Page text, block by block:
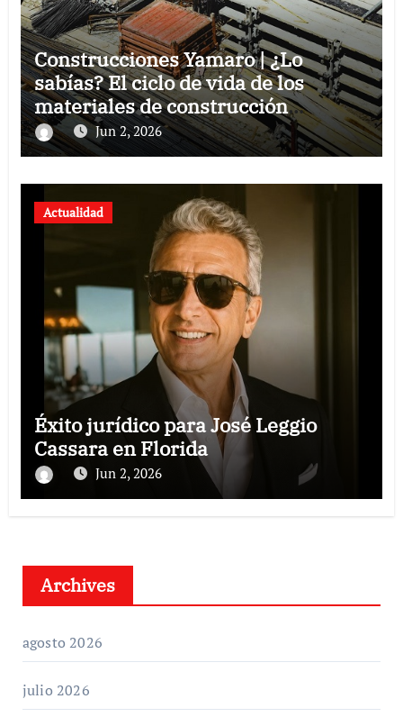
Construcciones Yamaro | ¿Lo
sabías? El ciclo de vida de los
materiales de construcción
revoluciona eficiencia en proyectos
modernos
Jun 2, 2026
Actualidad
Éxito jurídico para José Leggio
Cassara en Florida
Jun 2, 2026
Archives
agosto 2026
julio 2026